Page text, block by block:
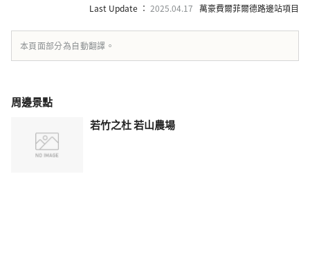
Last Update ： 2025.04.17 萬豪費爾菲爾德路邊站項目
本頁面部分為自動翻譯。
周邊景點
若竹之杜 若山農場